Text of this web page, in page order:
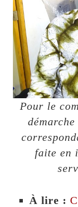
Pour le
faite en
À lire :